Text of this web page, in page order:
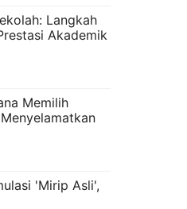
Langkah
Akademik
Memilih
'Mirip Asli',